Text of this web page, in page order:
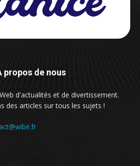
propos de nous
d'actualités et de divertissement.
des articles sur tous les sujets !